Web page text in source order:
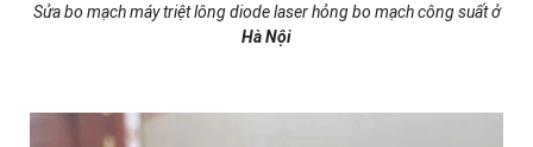
Sửa bo mạch máy triệt lông diode laser hỏng bo mạch công suất ở
Hà Nội